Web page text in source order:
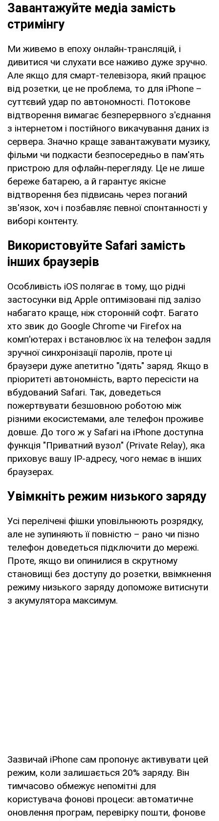
Завантажуйте медіа замість
стримінгу
Ми живемо в епоху онлайн-трансляцій, і
дивитися чи слухати все наживо дуже зручно.
Але якщо для смарт-телевізора, який працює
від розетки, це не проблема, то для iPhone –
суттєвий удар по автономності. Потокове
відтворення вимагає безперервного з'єднання
з інтернетом і постійного викачування даних із
сервера. Значно краще завантажувати музику,
фільми чи подкасти безпосередньо в пам'ять
пристрою для офлайн-перегляду. Це не лише
береже батарею, а й гарантує якісне
відтворення без підвисань через поганий
зв'язок, хоч і позбавляє певної спонтанності у
виборі контенту.
Використовуйте Safari замість
інших браузерів
Особливість iOS полягає в тому, що рідні
застосунки від Apple оптимізовані під залізо
набагато краще, ніж сторонній софт. Багато
хто звик до Google Chrome чи Firefox на
комп'ютерах і встановлює їх на телефон задля
зручної синхронізації паролів, проте ці
браузери дуже апетитно "їдять" заряд. Якщо в
пріоритеті автономність, варто пересісти на
вбудований Safari. Так, доведеться
пожертвувати безшовною роботою між
різними екосистемами, але телефон проживе
довше. До того ж у Safari на iPhone доступна
функція "Приватний вузол" (Private Relay), яка
приховує вашу IP-адресу, чого немає в інших
браузерах.
Увімкніть режим низького заряду
Усі перелічені фішки уповільнюють розрядку,
але не зупиняють її повністю – рано чи пізно
телефон доведеться підключити до мережі.
Проте, якщо ви опинилися в скрутному
становищі без доступу до розетки, ввімкнення
режиму низького заряду допоможе витиснути
з акумулятора максимум.
Зазвичай iPhone сам пропонує активувати цей
режим, коли залишається 20% заряду. Він
тимчасово обмежує непомітні для
користувача фонові процеси: автоматичне
оновлення програм, перевірку пошти, фонове